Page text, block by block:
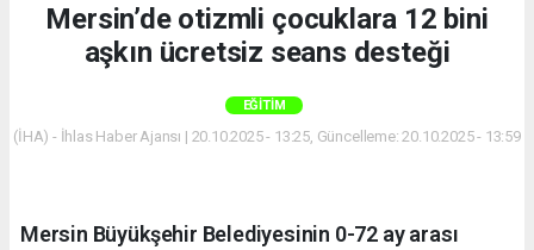
Mersin’de otizmli çocuklara 12 bini
aşkın ücretsiz seans desteği
EĞITIM
(İHA) - İhlas Haber Ajansı | 20.10.2025 - 13:25, Güncelleme: 20.10.2025 - 13:59
Mersin Büyükşehir Belediyesinin 0-72 ay arası